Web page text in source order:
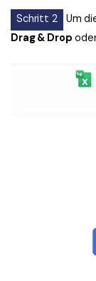
Schritt 2
Um
Drag & Drop